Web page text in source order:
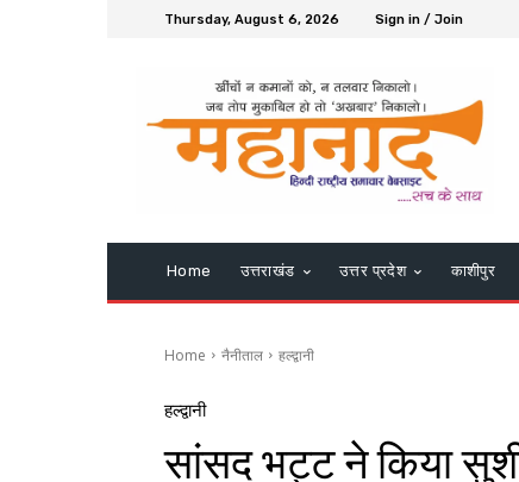
Thursday, August 6, 2026 Sign in / Join
Home उत्तराखंड उत्तर प्रदेश काशीपुर
Home नैनीताल हल्द्वानी
हल्द्वानी
सांसद भट्ट ने किया